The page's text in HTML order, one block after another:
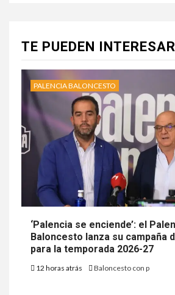
TE PUEDEN INTERESAR
PALENCIA BALONCESTO
‘Palencia se enciende’: el
Baloncesto lanza su campaña
para la temporada 2026-27
12 horas atrás Baloncesto con p